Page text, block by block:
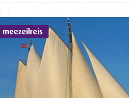
meezeilreis